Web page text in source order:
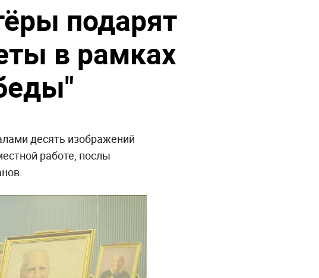
подарят
в рамках
десять изображений
работе, послы